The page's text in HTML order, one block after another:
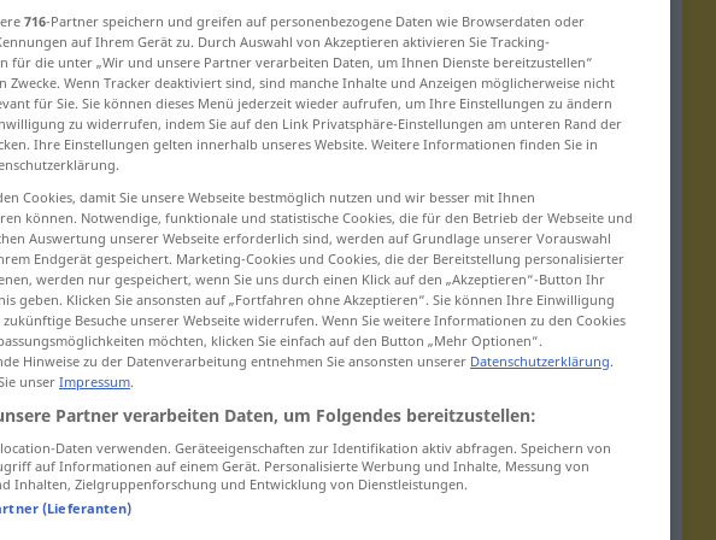
;Memoranden [-dən],u.Memoranda [-da]>
diary, notebook
Memorandum POL
ein Memorandumherausgeben
716-Partner speichern und greifen auf personenbezogene Daten wie Browserdaten oder
auf Ihrem Gerät zu. Durch Auswahl von Akzeptieren aktivieren Sie Tracking-
für die unter „Wir und unsere Partner verarbeiten Daten, um Ihnen Dienste bereitzustellen“
Zwecke. Wenn Tracker deaktiviert sind, sind manche Inhalte und Anzeigen möglicherweise nicht
für Sie. Sie können dieses Menü jederzeit wieder aufrufen, um Ihre Einstellungen zu ändern
zu widerrufen, indem Sie auf den Link Privatsphäre-Einstellungen am unteren Rand der
Ihre Einstellungen gelten innerhalb unseres Website. Weitere Informationen finden Sie in
Cookies, damit Sie unsere Webseite bestmöglich nutzen und wir besser mit Ihnen
können. Notwendige, funktionale und statistische Cookies, die für den Betrieb der Webseite und
Auswertung unserer Webseite erforderlich sind, werden auf Grundlage unserer Vorauswahl
Endgerät gespeichert. Marketing-Cookies und Cookies, die der Bereitstellung personalisierter
werden nur gespeichert, wenn Sie uns durch einen Klick auf den „Akzeptieren“-Button Ihr
geben. Klicken Sie ansonsten auf „Fortfahren ohne Akzeptieren“. Sie können Ihre Einwilligung
Besuche unserer Webseite widerrufen. Wenn Sie weitere Informationen zu den Cookies
möchten, klicken Sie einfach auf den Button „Mehr Optionen“.
Hinweise zu der Datenverarbeitung entnehmen Sie ansonsten unserer Datenschutzerklärung.
unser Impressum.
Partner verarbeiten Daten, um Folgendes bereitzustellen:
Daten verwenden. Geräteeigenschaften zur Identifikation aktiv abfragen. Speichern von
auf Informationen auf einem Gerät. Personalisierte Werbung und Inhalte, Messung von
Inhalten, Zielgruppenforschung und Entwicklung von Dienstleistungen.
(Lieferanten)